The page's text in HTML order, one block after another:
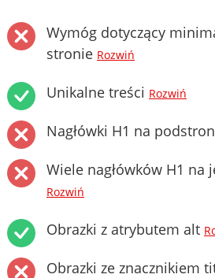
Wymóg dotyczący
stronie Rozwiń
Unikalne treści Rozwiń
Nagłówki H1 na
Wiele nagłówków H1
Rozwiń
Obrazki z atrybutem alt
Obrazki ze znacznikiem